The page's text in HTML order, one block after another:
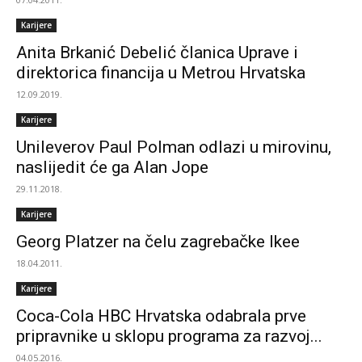
Karijere
Anita Brkanić Debelić članica Uprave i
direktorica financija u Metrou Hrvatska
12.09.2019.
Karijere
Unileverov Paul Polman odlazi u mirovinu,
naslijedit će ga Alan Jope
29.11.2018.
Karijere
Georg Platzer na čelu zagrebačke Ikee
18.04.2011.
Karijere
Coca-Cola HBC Hrvatska odabrala prve
pripravnike u sklopu programa za razvoj...
04.05.2016.